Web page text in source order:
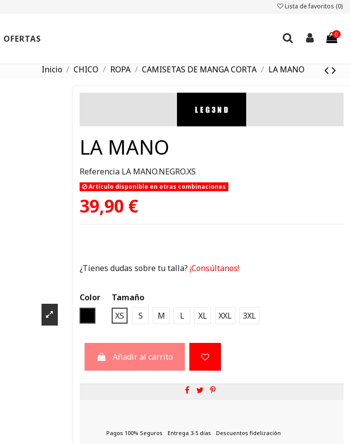
Lista de favoritos (0)
OFERTAS 0
Inicio CHICO ROPA CAMISETAS DE MANGA CORTA LA MANO
LA MANO
Referencia LA MANO.NEGRO.XS
Artículo disponible en otras combinaciones
39,90 €
¿Tienes dudas sobre tu talla? ¡Consúltanos!
Color
Tamaño
XS
S M L XL XXL 3XL
Añadir al carrito
Pagos 100% Seguros Entrega 3-5 días Descuentos fidelización